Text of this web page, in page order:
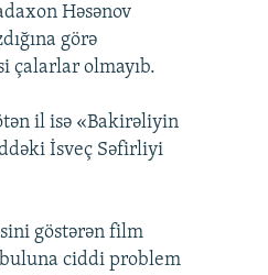
Həsənov
görə
çalarlar olmayıb.
il isə «Bakirəliyin
İsveç Səfirliyi
göstərən film
ciddi problem